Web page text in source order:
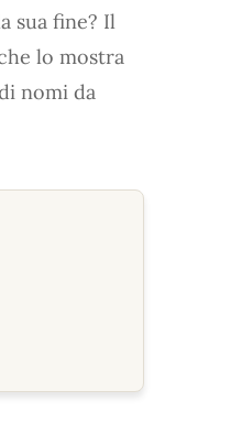
sua fine? Il
lo mostra
nomi da